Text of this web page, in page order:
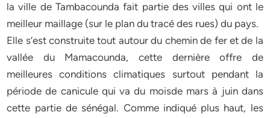
la ville de Tambacounda fait partie des villes qui ont le
meilleur maillage (sur le plan du tracé des rues) du pays.
Elle s’est construite tout autour du chemin de fer et de la
vallée du Mamacounda, cette dernière offre de
meilleures conditions climatiques surtout pendant la
période de canicule qui va du moisde mars à juin dans
cette partie de sénégal. Comme indiqué plus haut, les